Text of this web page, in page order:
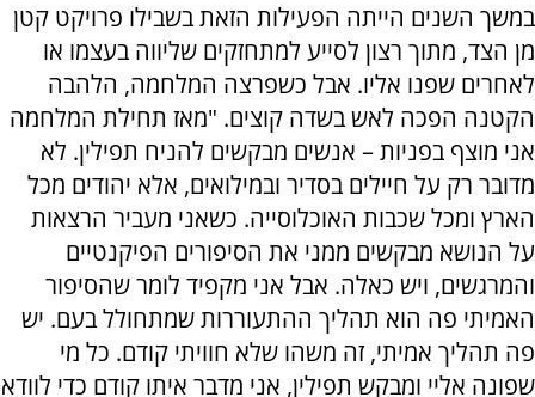
במשך השנים הייתה הפעילות הזאת בשבילו פרויקט קטן
מן הצד, מתוך רצון לסייע למתחזקים שליווה בעצמו או
לאחרים שפנו אליו. אבל כשפרצה המלחמה, הלהבה
הקטנה הפכה לאש בשדה קוצים. "מאז תחילת המלחמה
אני מוצף בפניות – אנשים מבקשים להניח תפילין. לא
מדובר רק על חיילים בסדיר ובמילואים, אלא יהודים מכל
הארץ ומכל שכבות האוכלוסייה. כשאני מעביר הרצאות
על הנושא מבקשים ממני את הסיפורים הפיקנטיים
והמרגשים, ויש כאלה. אבל אני מקפיד לומר שהסיפור
האמיתי פה הוא תהליך ההתעוררות שמתחולל בעם. יש
פה תהליך אמיתי, זה משהו שלא חוויתי קודם. כל מי
שפונה אליי ומבקש תפילין, אני מדבר איתו קודם כדי לוודא